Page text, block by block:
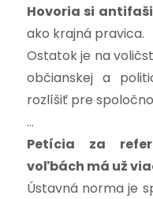
Hovoria si
ako krajná pravica.
Ostatok je na
občianskej a
rozlíšiť pre
…
Petícia za
voľbách má už
Ústavná norma je